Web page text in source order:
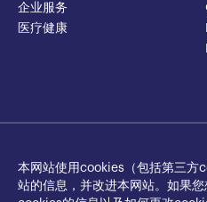
企业服务
医疗健康
本网站使用cookies（包括第三方
站的信息，并改进本网站。如果